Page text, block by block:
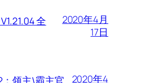
全
2020年4月
17日
领主\霸主官
2020年4